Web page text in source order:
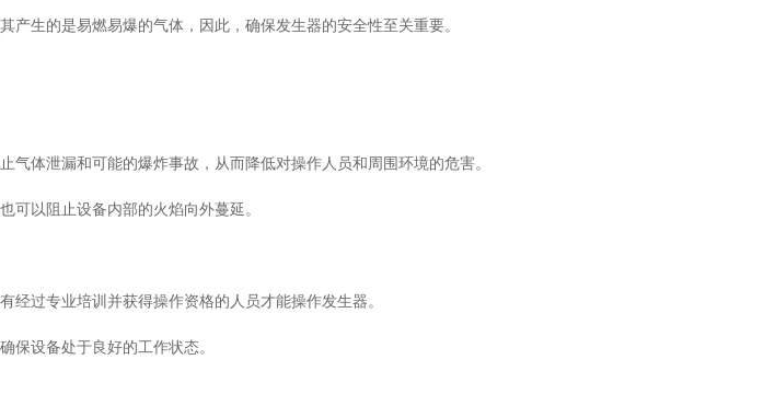
生的是易燃易爆的气体，因此，确保发生器的安全性至关重要。
体泄漏和可能的爆炸事故，从而降低对操作人员和周围环境的危害。
以阻止设备内部的火焰向外蔓延。
过专业培训并获得操作资格的人员才能操作发生器。
设备处于良好的工作状态。